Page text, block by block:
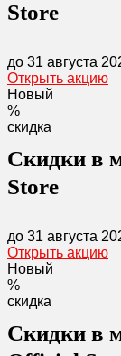
Store
до 31 августа
Открыть акцию
Новый
%
скидка
Скидки в
Store
до 31 августа
Открыть акцию
Новый
%
скидка
Скидки в